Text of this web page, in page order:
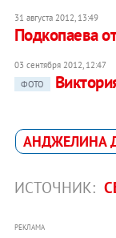
31 августа 2012, 13:49
Подкопаева
03 сентября 2012, 12:47
ФОТО
АНДЖЕЛИНА
ИСТОЧНИК:
РЕКЛАМА